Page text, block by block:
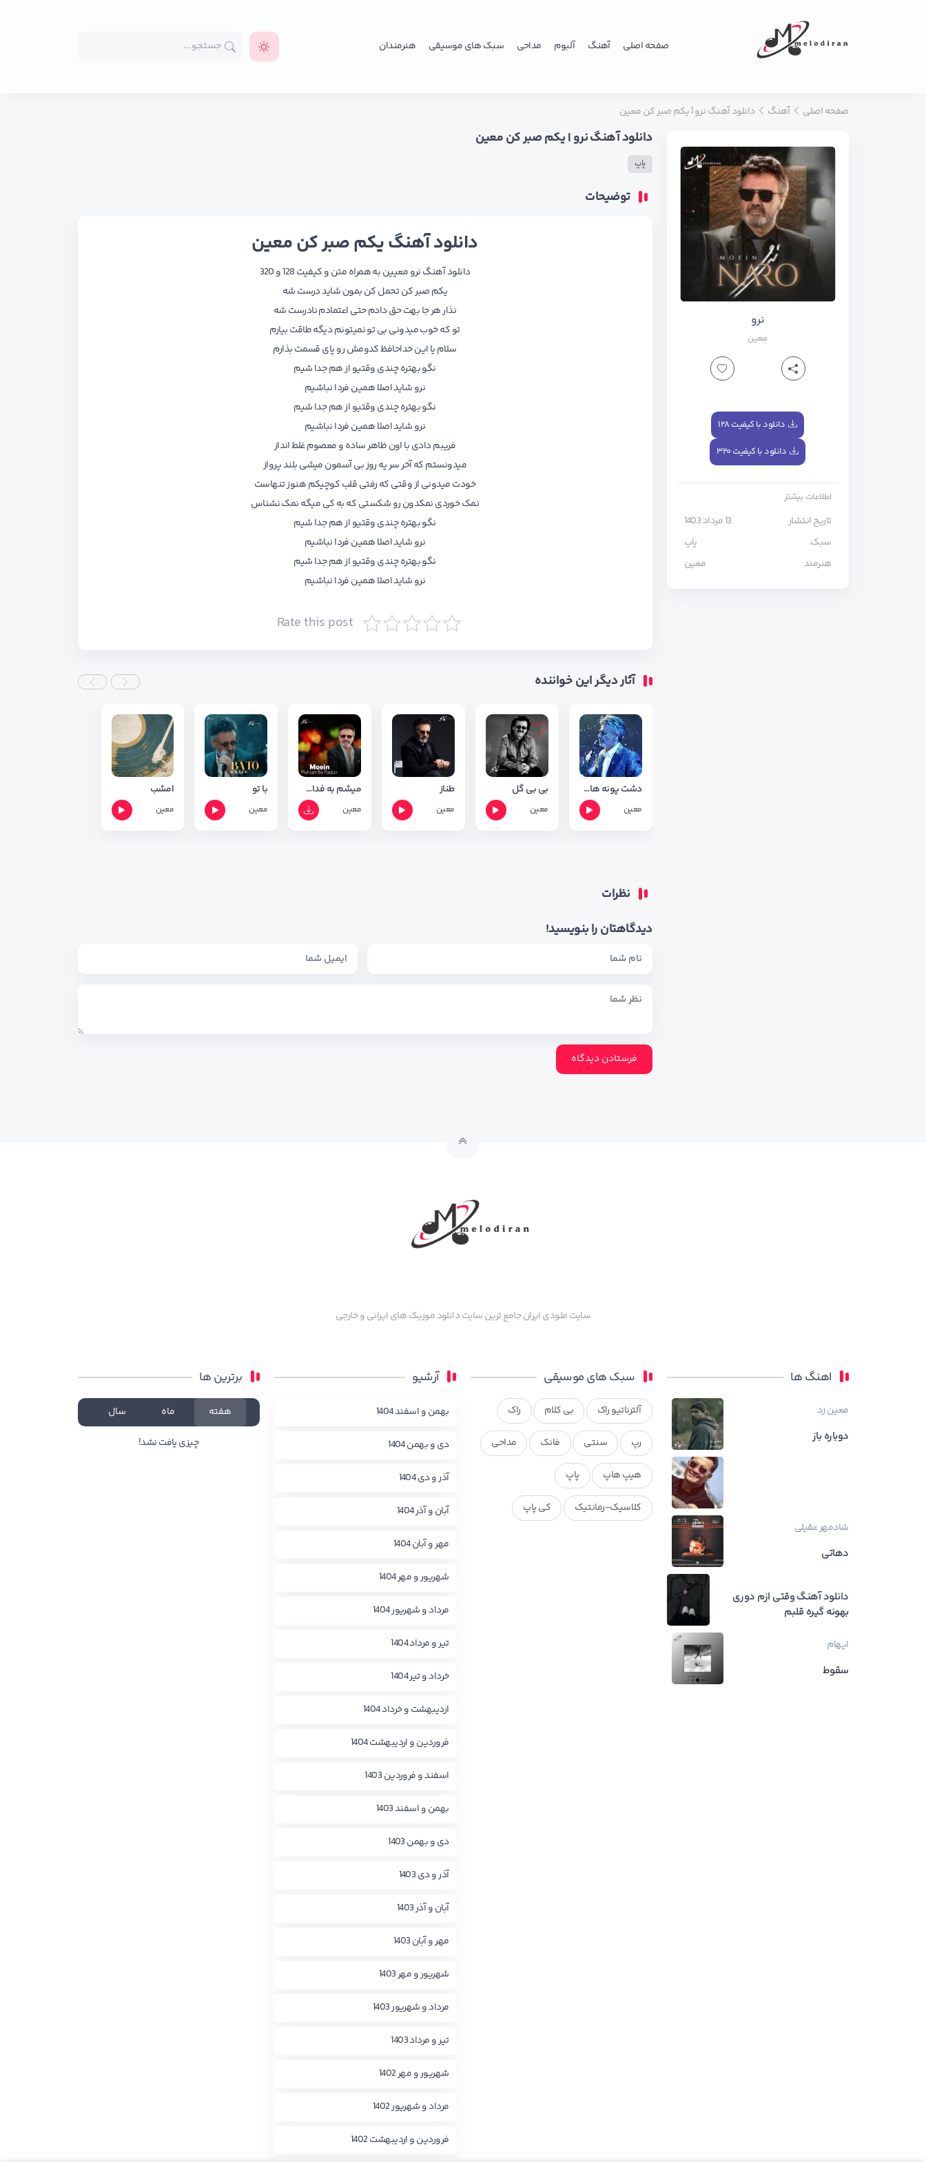
صفحه اصلی آهنگ آلبوم مداحی سبک های موسیقی هنرمندان
صفحه اصلی آهنگ دانلود آهنگ نرو | یکم صبر کن معین
نرو
معین
دانلود با کیفیت ۱۲۸
دانلود با کیفیت ۳۲۰
اطلاعات بیشتر
تاریخ انتشار
13 مرداد 1403
سبک
پاپ
هنرمند
معین
دانلود آهنگ نرو | یکم صبر کن معین
پاپ
توضیحات
دانلود آهنگ یکم صبر کن معین
دانلود آهنگ نرو معیین به همراه متن و کیفیت 128 و 320
یکم صبر کن تحمل کن بمون شاید درست شه
نذار هر جا بهت حق دادم حتی اعتمادم نادرست شه
تو که خوب میدونی بی تو نمیتونم دیگه طاقت بیارم
سلام یا این خداحافظ کدومش رو پای قسمت بذارم
نگو بهتره چندی وقتیو از هم جدا شیم
نرو شاید اصلا همین فردا نباشیم
نگو بهتره چندی وقتیو از هم جدا شیم
نرو شاید اصلا همین فردا نباشیم
فریبم دادی با اون ظاهر ساده و معصوم غلط انداز
میدونستم که آخر سر یه روز بی آسمون میشی بلند پرواز
خودت میدونی از وقتی که رفتی قلب کوچیکم هنوز تنهاست
نمک خوردی نمکدون رو شکستی که به کی میگه نمک نشناس
نگو بهتره چندی وقتیو از هم جدا شیم
نرو شاید اصلا همین فردا نباشیم
نگو بهتره چندی وقتیو از هم جدا شیم
نرو شاید اصلا همین فردا نباشیم
Rate this post
آثار دیگر این خواننده
دشت پونه های وحشی
معین
بی بی گل
معین
طناز
معین
میشم به فدات خودم یک نفری
معین
با تو
معین
امشب
معین
نظرات
دیدگاهتان را بنویسید!
سایت ملودی ایران جامع ترین سایت دانلود موزیک های ایرانی و خارجی
اهنگ ها
معین زد
دوباره باز
شادمهر عقیلی
دهاتی
دانلود آهنگ وقتی ازم دوری
بهونه گیره قلبم
ایهام
سقوط
سبک های موسیقی
آلترناتیو راک بی کلام راک
رپ سنتی فانک مداحی
هیپ هاپ پاپ
کلاسیک-رمانتیک کی پاپ
آرشیو
بهمن و اسفند 1404
دی و بهمن 1404
آذر و دی 1404
آبان و آذر 1404
مهر و آبان 1404
شهریور و مهر 1404
مرداد و شهریور 1404
تیر و مرداد 1404
خرداد و تیر 1404
اردیبهشت و خرداد 1404
فروردین و اردیبهشت 1404
اسفند و فروردین 1403
بهمن و اسفند 1403
دی و بهمن 1403
آذر و دی 1403
آبان و آذر 1403
مهر و آبان 1403
شهریور و مهر 1403
مرداد و شهریور 1403
تیر و مرداد 1403
شهریور و مهر 1402
مرداد و شهریور 1402
فروردین و اردیبهشت 1402
برترین ها
هفته ماه سال
چیزی یافت نشد!